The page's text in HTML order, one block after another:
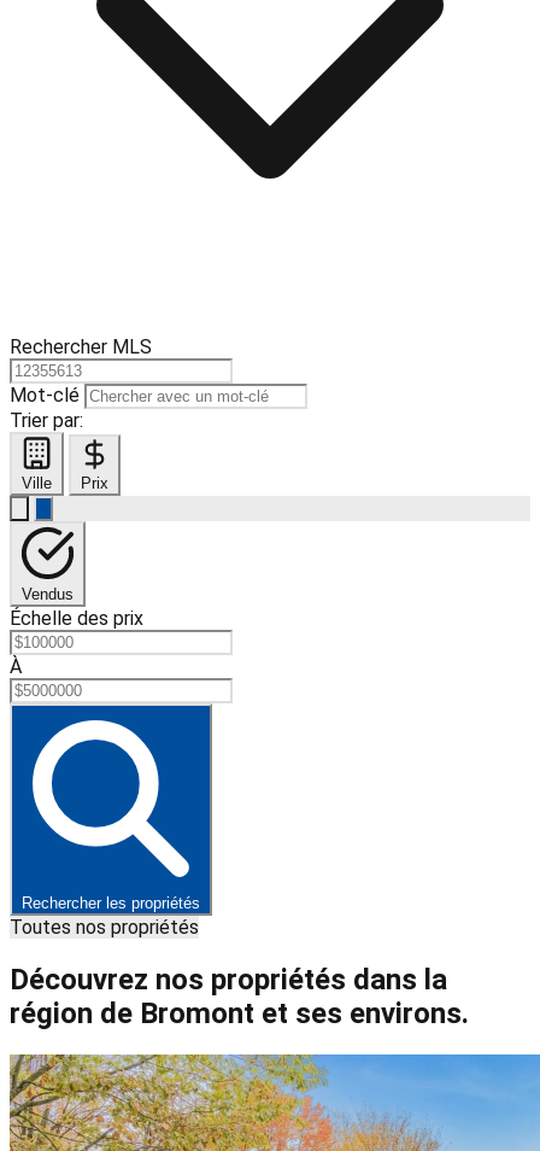
Rechercher MLS
Mot-clé
Trier par:
Ville Prix
Vendus
Échelle des prix
À
Rechercher les propriétés
Toutes nos propriétés
Découvrez nos propriétés dans la
région de Bromont et ses environs.